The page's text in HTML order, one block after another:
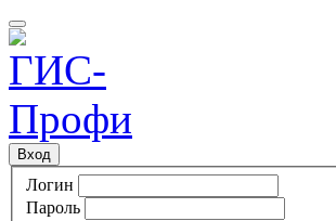
Вход
Логин
Пароль